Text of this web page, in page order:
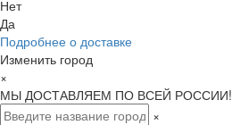
Нет
Да
Подробнее о доставке
Изменить город
×
МЫ ДОСТАВЛЯЕМ ПО ВСЕЙ РОССИИ!
×